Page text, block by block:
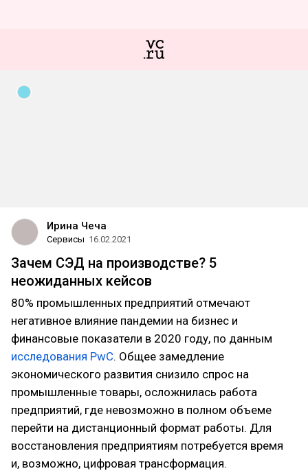
Ирина Чеча
Сервисы 16.02.2021
Зачем СЭД на производстве? 5
неожиданных кейсов
80% промышленных предприятий отмечают
негативное влияние пандемии на бизнес и
финансовые показатели в 2020 году, по данным
исследования PwC. Общее замедление
экономического развития снизило спрос на
промышленные товары, осложнилась работа
предприятий, где невозможно в полном объеме
перейти на дистанционный формат работы. Для
восстановления предприятиям потребуется время
и, возможно, цифровая трансформация.